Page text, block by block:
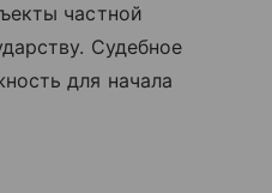
частной
Судебное
для начала